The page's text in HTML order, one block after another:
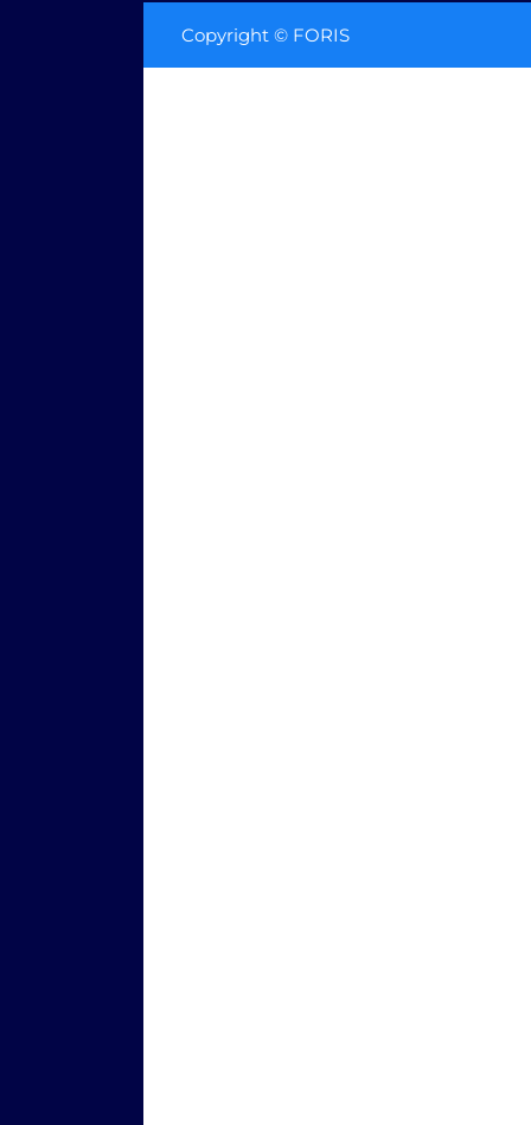
Copyright © FORIS